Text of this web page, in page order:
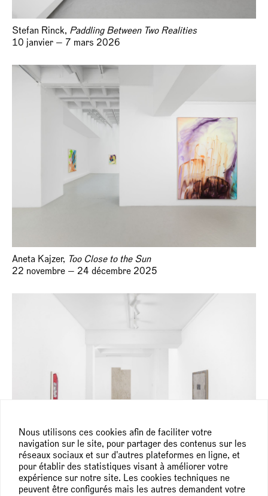
Nous utilisons ces cookies afin de faciliter votre
navigation sur le site, pour partager des contenus sur les
réseaux sociaux et sur d'autres plateformes en ligne, et
pour établir des statistiques visant à améliorer votre
expérience sur notre site. Les cookies techniques ne
peuvent être configurés mais les autres demandent votre
Stefan Rinck, Paddling Between Two Realities
10 janvier — 7 mars 2026
Aneta Kajzer, Too Close to the Sun
22 novembre — 24 décembre 2025
Helene Appel, Un jour